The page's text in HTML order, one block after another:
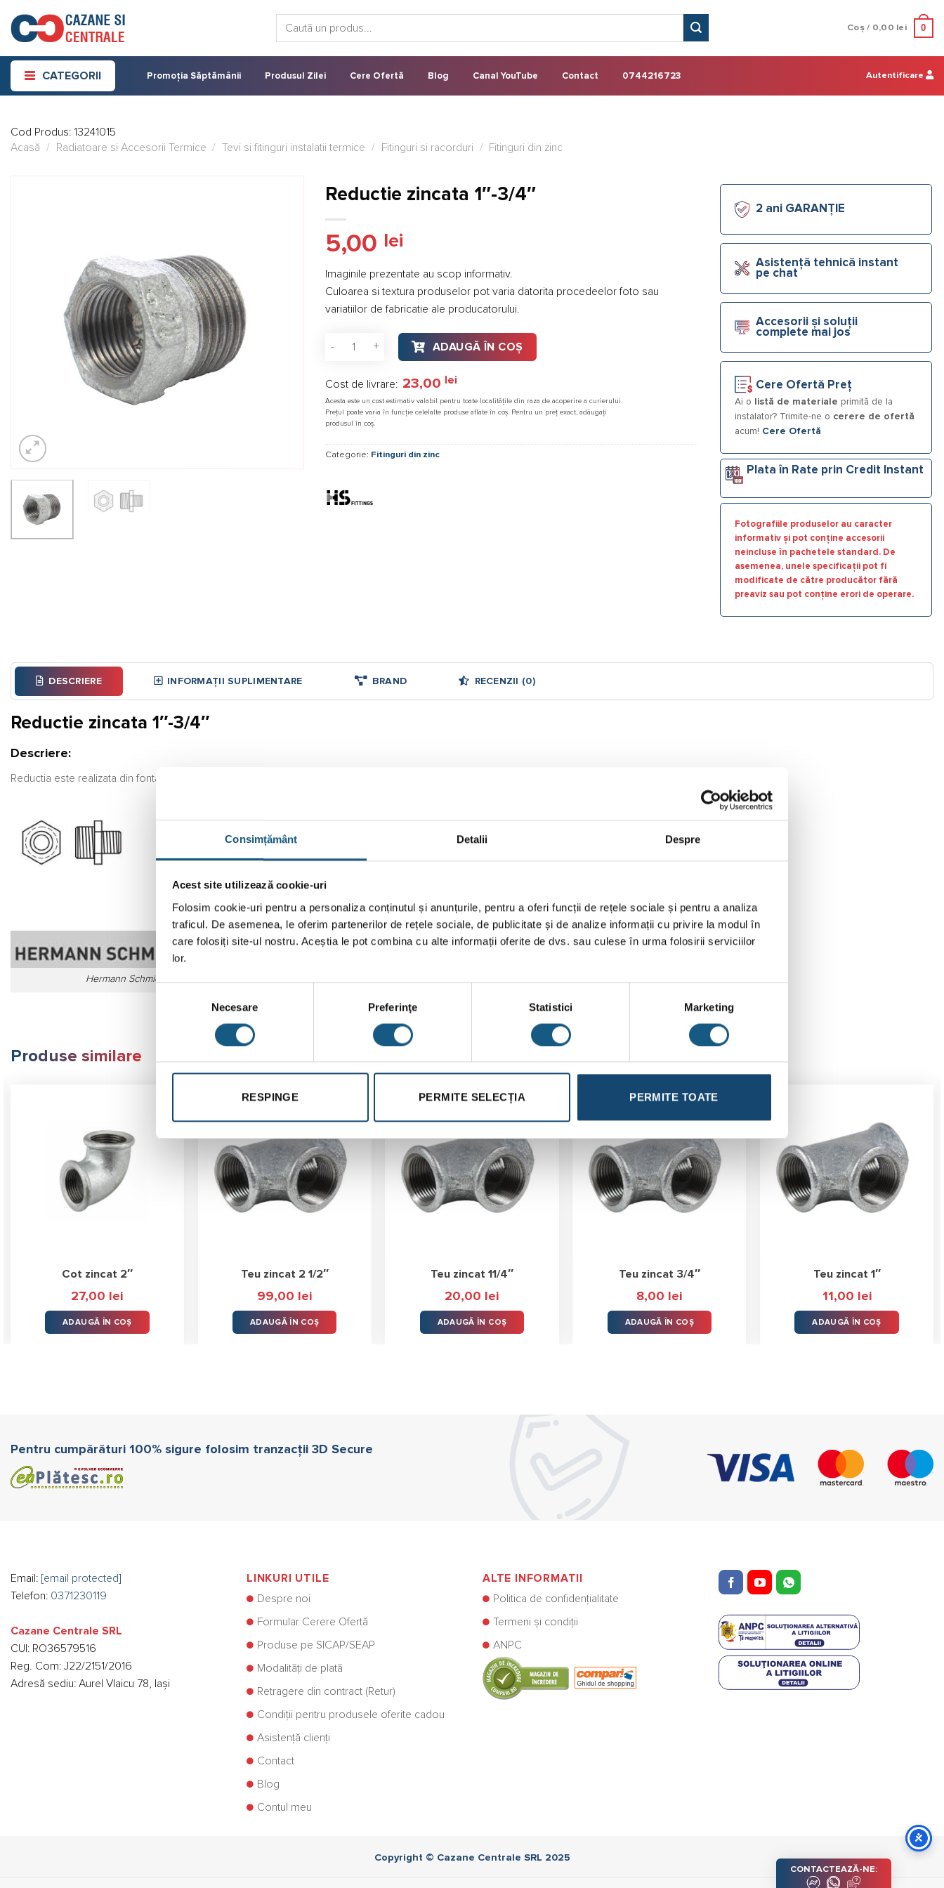
Consimțământ Detalii Despre
Acest site utilizează cookie-uri
Folosim cookie-uri pentru a personaliza conținutul și anunțurile, pentru a oferi funcții de rețele sociale și pentru a analiza
traficul. De asemenea, le oferim partenerilor de rețele sociale, de publicitate și de analize informații cu privire la modul în
care folosiți site-ul nostru. Aceștia le pot combina cu alte informații oferite de dvs. sau culese în urma folosirii serviciilor
lor.
consimțământului
Necesare Preferinţe Statistici Marketing
RESPINGE PERMITE SELECȚIA PERMITE TOATE
content
Coș / 0,00 lei 0
CATEGORII Promoția Săptămânii Produsul Zilei Cere Ofertă Blog Canal YouTube Contact 0744216723 Autentificare
Cod Produs: 13241015
Acasă
/ Radiatoare si Accesorii Termice / Tevi si fitinguri instalatii termice / Fitinguri si racorduri / Fitinguri din zinc
Reductie zincata 1″-3/4″
5,00 lei
Imaginile prezentate au scop informativ.
Culoarea si textura produselor pot varia datorita procedeelor foto sau
variatiilor de fabricatie ale producatorului.
Cantitate Reductie zincata 1"-3/4"
ADAUGĂ ÎN COȘ
Cost de livrare: 23,00 lei
Acesta este un cost estimativ valabil pentru toate localitățile din raza de acoperire a curierului.
Prețul poate varia în funcție celelalte produse aflate în coș. Pentru un preț exact, adăugați
produsul în coș.
Categorie: Fitinguri din zinc
2 ani GARANȚIE
Asistență tehnică instant
pe chat
Accesorii și soluții
complete mai jos
Cere Ofertă Preț
Ai o listă de materiale primită de la
instalator? Trimite-ne o cerere de ofertă
acum! Cere Ofertă
Plata în Rate prin Credit Instant
Fotografiile produselor au caracter
informativ și pot conține accesorii
neincluse în pachetele standard. De
asemenea, unele specificații pot fi
modificate de către producător fără
preaviz sau pot conține erori de operare.
DESCRIERE INFORMAȚII SUPLIMENTARE BRAND RECENZII (0)
Reductie zincata 1″-3/4″
Descriere:
Reductia este realizata din fonta zincata, cu filet exterior si interior, fiind recomandata pentru instalatiile de gaz.
Hermann Schmidt E
Produse similare
Cot zincat 2″
27,00 lei
ADAUGĂ ÎN COȘ
Teu zincat 2 1/2″
99,00 lei
ADAUGĂ ÎN COȘ
Teu zincat 11/4″
20,00 lei
ADAUGĂ ÎN COȘ
Teu zincat 3/4″
8,00 lei
ADAUGĂ ÎN COȘ
Teu zincat 1″
11,00 lei
ADAUGĂ ÎN COȘ
Pentru cumpărături 100% sigure folosim tranzacții 3D Secure
Email: [email protected]
Telefon: 0371230119
Cazane Centrale SRL
CUI: RO36579516
Reg. Com: J22/2151/2016
Adresă sediu: Aurel Vlaicu 78, Iași
LINKURI UTILE
Despre noi
Formular Cerere Ofertă
Produse pe SICAP/SEAP
Modalități de plată
Retragere din contract (Retur)
Condiții pentru produsele oferite cadou
Asistență clienți
Contact
Blog
Contul meu
ALTE INFORMATII
Politica de confidențialitate
Termeni și condiții
ANPC
Copyright © Cazane Centrale SRL 2025
CONTACTEAZĂ-NE: